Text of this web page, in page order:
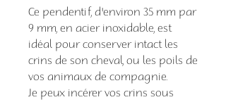
Ce pendentif, d'environ 35 mm par
9 mm, en acier inoxidable, est
idéal pour conserver intact les
crins de son cheval, ou les poils de
vos animaux de compagnie.
Je peux incérer vos crins sous